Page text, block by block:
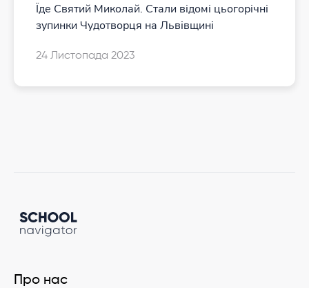
Їде Святий Миколай. Стали відомі цьогорічні
зупинки Чудотворця на Львівщині
24 Листопада 2023
Про нас